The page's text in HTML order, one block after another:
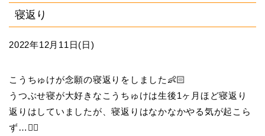
寝返り
2022年12月11日(日)
こうちゅけが念願の寝返りをしました👶🏻
うつぶせ寝が大好きなこうちゅけは生後1ヶ月ほど寝返り
返りはしていましたが、寝返りはなかなかやる気が起こら
ず…😮‍💨